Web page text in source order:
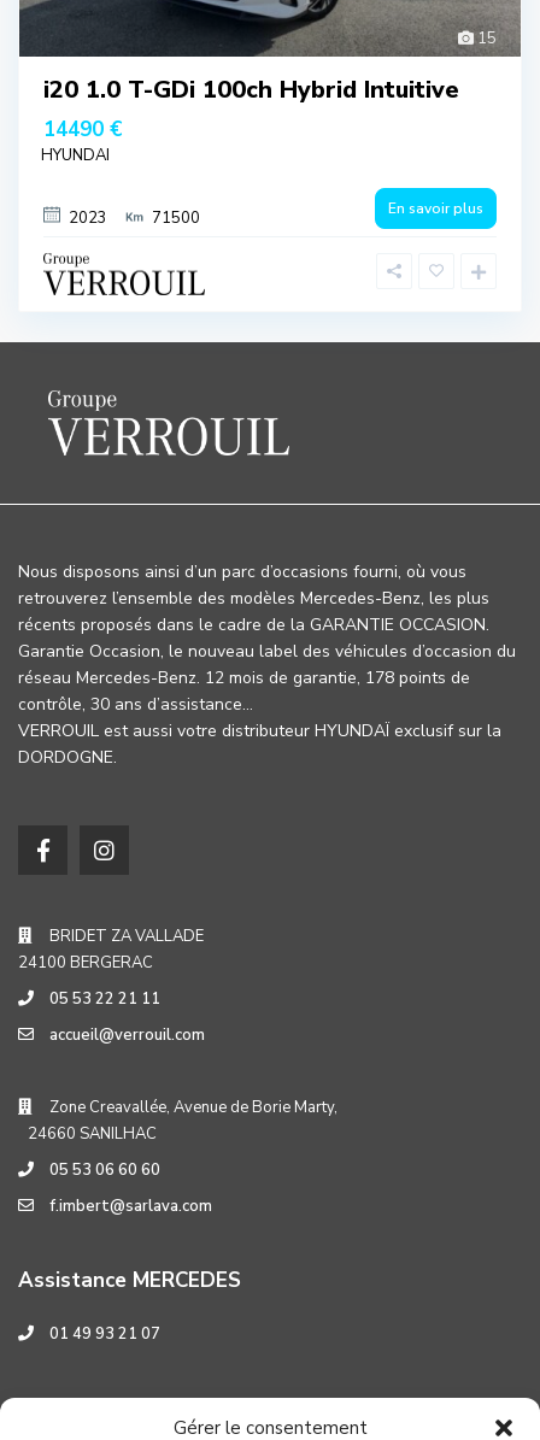
Gérer le consentement
15
i20 1.0 T-GDi 100ch Hybrid Intuitive
14490 €
HYUNDAI
2023 71500 En savoir plus
Nous disposons ainsi d’un parc d’occasions fourni, où vous
retrouverez l’ensemble des modèles Mercedes-Benz, les plus
récents proposés dans le cadre de la GARANTIE OCCASION.
Garantie Occasion, le nouveau label des véhicules d’occasion du
réseau Mercedes-Benz. 12 mois de garantie, 178 points de
contrôle, 30 ans d’assistance…
VERROUIL est aussi votre distributeur HYUNDAÏ exclusif sur la
DORDOGNE.
BRIDET ZA VALLADE
24100 BERGERAC
05 53 22 21 11
accueil@verrouil.com
Zone Creavallée, Avenue de Borie Marty,
24660 SANILHAC
05 53 06 60 60
f.imbert@sarlava.com
Assistance MERCEDES
01 49 93 21 07